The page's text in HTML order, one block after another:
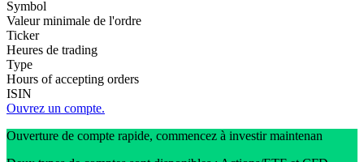
Symbol
Valeur minimale de l'ordre
Ticker
Heures de trading
Type
Hours of accepting orders
ISIN
Ouvrez un compte.
Ouverture de compte rapide, commencez à investir maintenan